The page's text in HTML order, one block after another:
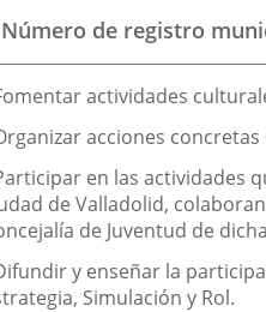
Número de registro
actividades
acciones
en las actividades
de Valladolid,
de Juventud de
y enseñar la
Simulación y Rol.